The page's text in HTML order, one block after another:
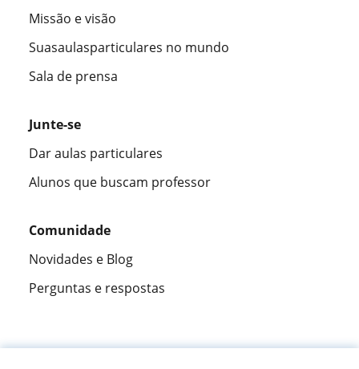
Missão e visão
Suasaulasparticulares no mundo
Sala de prensa
Junte-se
Dar aulas particulares
Alunos que buscam professor
Comunidade
Novidades e Blog
Perguntas e respostas